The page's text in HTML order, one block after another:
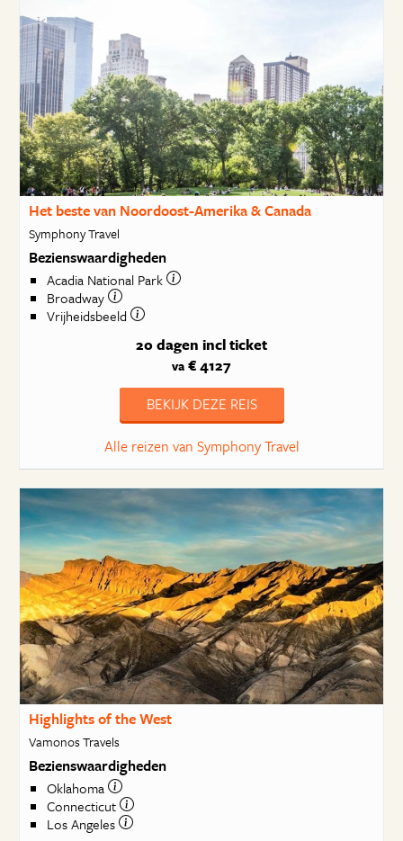
Het beste van Noordoost-Amerika & Canada
Symphony Travel
Bezienswaardigheden
Acadia National Park
Broadway
Vrijheidsbeeld
20 dagen incl ticket
va € 4127
BEKIJK DEZE REIS
Alle reizen van Symphony Travel
Highlights of the West
Vamonos Travels
Bezienswaardigheden
Oklahoma
Connecticut
Los Angeles